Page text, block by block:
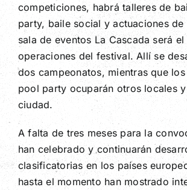
competiciones, habrá talleres de
party, baile social y actuaciones de
sala de eventos La Cascada será
operaciones del festival. Allí se
dos campeonatos, mientras que
pool party ocuparán otros locales
ciudad.
A falta de tres meses para la
han celebrado y continuarán
clasificatorias en los países
hasta el momento han mostrado